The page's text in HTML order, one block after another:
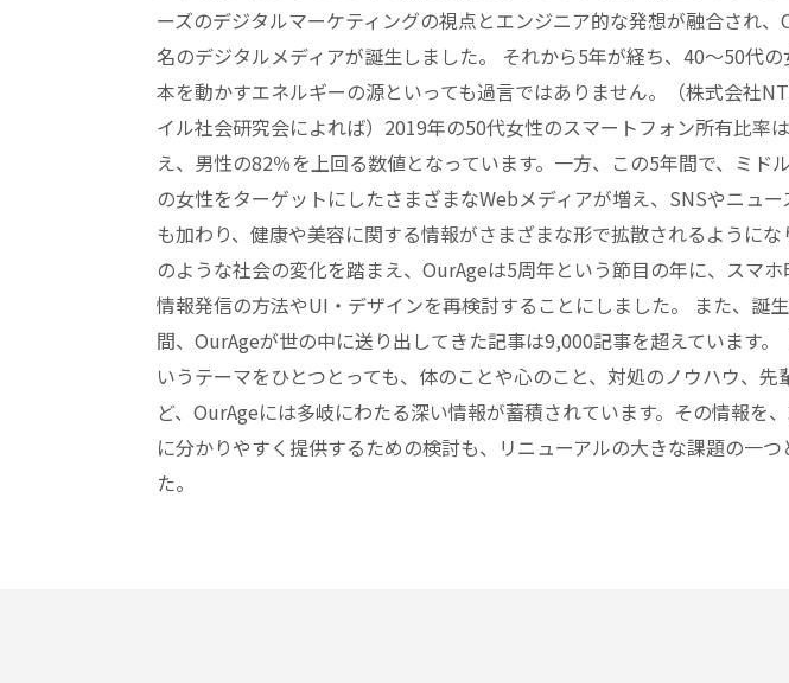
ーズのデジタルマーケティングの視点とエンジニア的な発想が融合され、
名のデジタルメディアが誕生しました。 それから5年が経ち、40～50代の
本を動かすエネルギーの源といっても過言ではありません。（株式会社
イル社会研究会によれば）2019年の50代女性のスマートフォン所有比率
え、男性の82％を上回る数値となっています。一方、この5年間で、ミド
の女性をターゲットにしたさまざまなWebメディアが増え、SNSやニュ
も加わり、健康や美容に関する情報がさまざまな形で拡散されるようにな
のような社会の変化を踏まえ、OurAgeは5周年という節目の年に、スマ
情報発信の方法やUI・デザインを再検討することにしました。 また、誕
間、OurAgeが世の中に送り出してきた記事は9,000記事を超えています。
いうテーマをひとつとっても、体のことや心のこと、対処のノウハウ、先
ど、OurAgeには多岐にわたる深い情報が蓄積されています。その情報を
に分かりやすく提供するための検討も、リニューアルの大きな課題の一つ
た。